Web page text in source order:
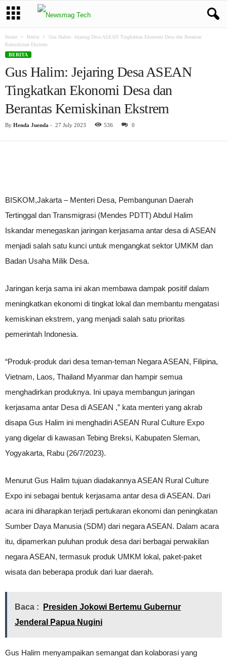
Home Berita
Gus Halim: Jejaring Desa ASEAN Tingkatkan Ekonomi Desa dan Berantas
Kemiskinan Ekstrem
BERITA
Gus Halim: Jejaring Desa ASEAN
Tingkatkan Ekonomi Desa dan
Berantas Kemiskinan Ekstrem
By Henda Juenda - 27 July 2023 536 0
BISKOM,Jakarta – Menteri Desa, Pembangunan Daerah
Tertinggal dan Transmigrasi (Mendes PDTT) Abdul Halim
Iskandar menegaskan jaringan kerjasama antar desa di ASEAN
menjadi salah satu kunci untuk mengangkat sektor UMKM dan
Badan Usaha Milik Desa.
Jaringan kerja sama ini akan membawa dampak positif dalam
meningkatkan ekonomi di tingkat lokal dan membantu mengatasi
kemiskinan ekstrem, yang menjadi salah satu prioritas
pemerintah Indonesia.
“Produk-produk dari desa teman-teman Negara ASEAN, Filipina,
Vietnam, Laos, Thailand Myanmar dan hampir semua
menghadirkan produknya. Ini upaya membangun jaringan
kerjasama antar Desa di ASEAN ,” kata menteri yang akrab
disapa Gus Halim ini menghadiri ASEAN Rural Culture Expo
yang digelar di kawasan Tebing Breksi, Kabupaten Sleman,
Yogyakarta, Rabu (26/7/2023).
Menurut Gus Halim tujuan diadakannya ASEAN Rural Culture
Expo ini sebagai bentuk kerjasama antar desa di ASEAN. Dari
acara ini diharapkan terjadi pertukaran ekonomi dan peningkatan
Sumber Daya Manusia (SDM) dari negara ASEAN. Dalam acara
itu, dipamerkan puluhan produk desa dari berbagai perwakilan
negara ASEAN, termasuk produk UMKM lokal, paket-paket
wisata dan beberapa produk dari luar daerah.
Baca :
Presiden Jokowi Bertemu Gubernur
Jenderal Papua Nugini
Gus Halim menyampaikan semangat dan kolaborasi yang